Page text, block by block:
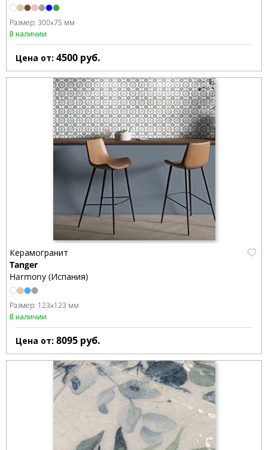
Размер: 300x75 мм
В наличии
Цена от: 4500 руб.
Керамогранит
Tanger
Harmony (Испания)
Размер: 123x123 мм
В наличии
Цена от: 8095 руб.